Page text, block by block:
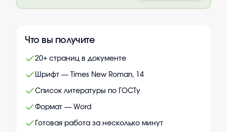
Что вы получите
20+ страниц в документе
Шрифт — Times New Roman, 14
Список литературы по ГОСТу
Формат — Word
Готовая работа за несколько минут